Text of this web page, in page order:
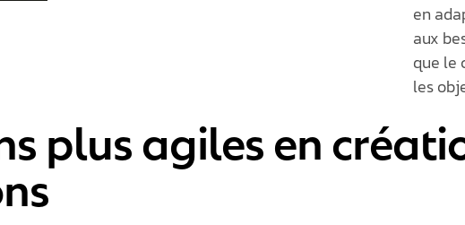
en
aux
que le
les
plus agiles en